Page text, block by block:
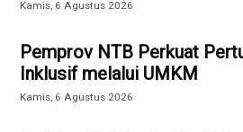
Kamis, 6 Agustus 2026
Pemprov NTB Perkuat
Inklusif melalui UMKM
Kamis, 6 Agustus 2026